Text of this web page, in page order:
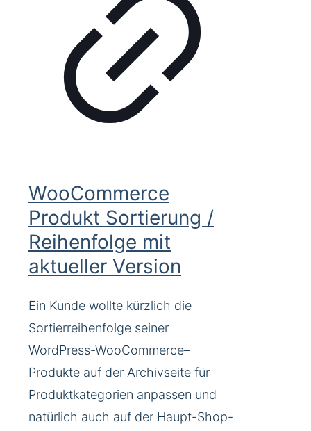
WooCommerce
Produkt Sortierung /
Reihenfolge mit
aktueller Version
Ein Kunde wollte kürzlich die
Sortierreihenfolge seiner
WordPress-WooCommerce–
Produkte auf der Archivseite für
Produktkategorien anpassen und
natürlich auch auf der Haupt-Shop-